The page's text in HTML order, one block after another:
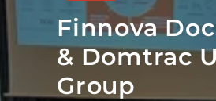
Finnova
& Domtrac
Group